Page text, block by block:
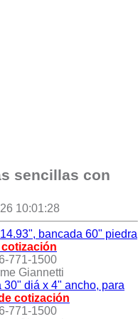
sencillas con
10:01:28
bancada 60" piedra
771-1500
Giannetti
diá x 4" ancho, para
cotización
771-1500